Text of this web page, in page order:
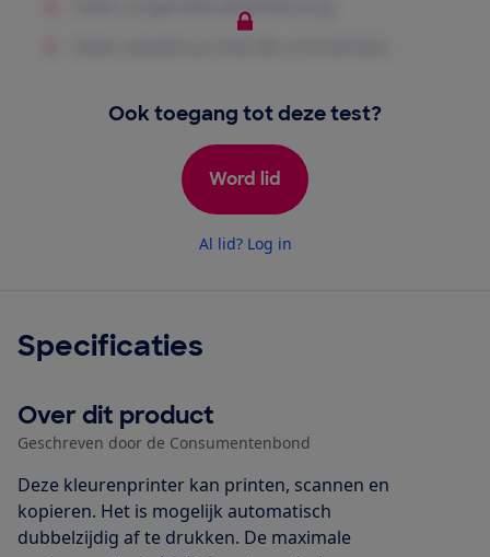
Ook toegang tot deze test?
Word lid
Al lid? Log in
Specificaties
Over dit product
Geschreven door de Consumentenbond
Deze kleurenprinter kan printen, scannen en
kopieren. Het is mogelijk automatisch
dubbelzijdig af te drukken. De maximale